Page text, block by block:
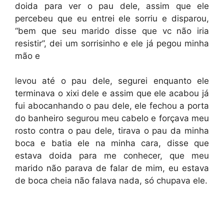
doida para ver o pau dele, assim que ele
percebeu que eu entrei ele sorriu e disparou,
“bem que seu marido disse que vc não iria
resistir”, dei um sorrisinho e ele já pegou minha
mão e
levou até o pau dele, segurei enquanto ele
terminava o xixi dele e assim que ele acabou já
fui abocanhando o pau dele, ele fechou a porta
do banheiro segurou meu cabelo e forçava meu
rosto contra o pau dele, tirava o pau da minha
boca e batia ele na minha cara, disse que
estava doida para me conhecer, que meu
marido não parava de falar de mim, eu estava
de boca cheia não falava nada, só chupava ele.